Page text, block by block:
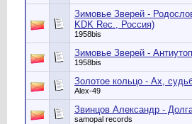
Зимовье Зверей -
KDK Rec., Россия)
1958bis
Зимовье Зверей -
1958bis
Золотое кольцо - Ах,
Alex-49
Звинцов Александр -
samopal records